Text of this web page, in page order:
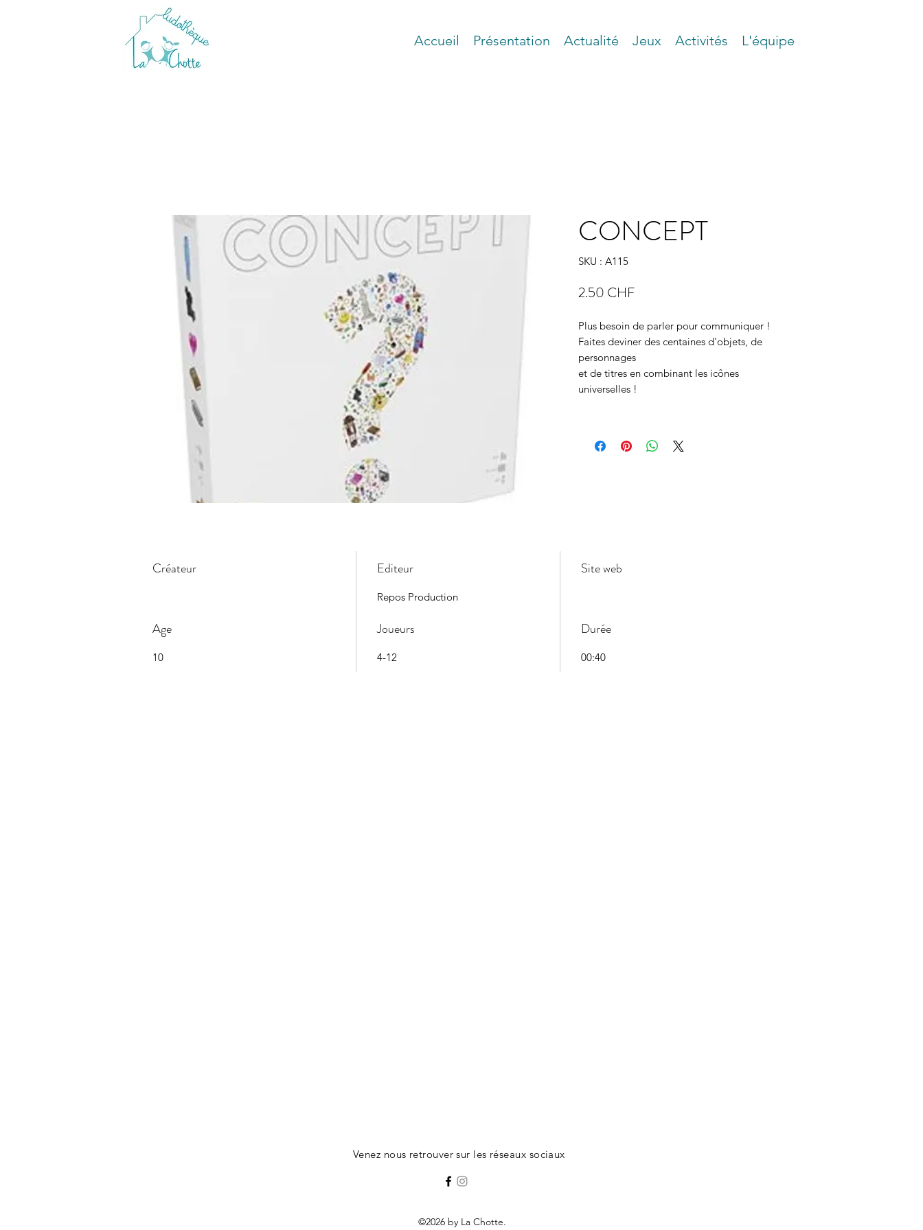
Accueil Présentation Actualité Jeux Activités L'équipe
CONCEPT
SKU : A115
2.50 CHFPrix
Plus besoin de parler pour communiquer !
Faites deviner des centaines d'objets, de
personnages
et de titres en combinant les icônes
universelles !
Créateur Editeur
Repos Production
Site web
Age
10
Joueurs
4-12
Durée
00:40
Venez nous retrouver sur les réseaux sociaux
©2026 by La Chotte.